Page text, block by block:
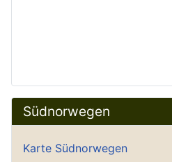
Südnorwegen
Karte Südnorwegen